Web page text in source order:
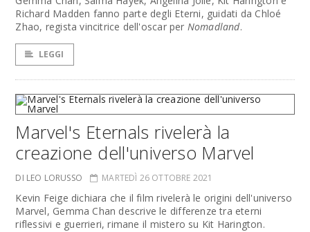
Richard Madden fanno parte degli Eterni, guidati da Chloé
Zhao, regista vincitrice dell'oscar per Nomadland.
LEGGI
Marvel's Eternals rivelerà la
creazione dell'universo Marvel
DI LEO LORUSSO MARTEDÌ 26 OTTOBRE 2021
Kevin Feige dichiara che il film rivelerà le origini dell'universo
Marvel, Gemma Chan descrive le differenze tra eterni
riflessivi e guerrieri, rimane il mistero su Kit Harington.